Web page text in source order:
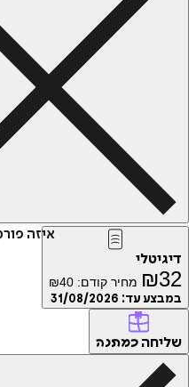
איזה
דיגיטלי
₪32 מחיר קודם: ₪40
במבצע עד: 31/08/2026
שליחה כמתנה